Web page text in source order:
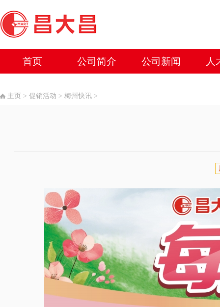
首页 公司简介 公司新闻 人
主页 > 促销活动 > 梅州快讯 >